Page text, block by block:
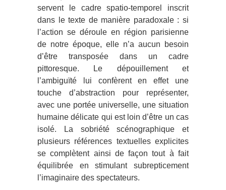
servent le cadre spatio-temporel inscrit
dans le texte de manière paradoxale : si
l’action se déroule en région parisienne
de notre époque, elle n’a aucun besoin
d’être transposée dans un cadre
pittoresque. Le dépouillement et
l’ambiguïté lui confèrent en effet une
touche d’abstraction pour représenter,
avec une portée universelle, une situation
humaine délicate qui est loin d’être un cas
isolé. La sobriété scénographique et
plusieurs références textuelles explicites
se complètent ainsi de façon tout à fait
équilibrée en stimulant subrepticement
l’imaginaire des spectateurs.